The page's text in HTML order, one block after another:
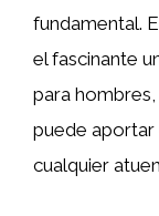
fundamental.
el fascinante
para
puede aportar
cualquier